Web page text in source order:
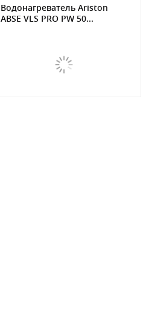
Водонагреватель Ariston
ABSE VLS PRO PW 50...